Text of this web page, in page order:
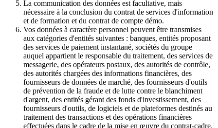
La communication des données est facultative, mais
nécessaire à la conclusion du contrat de services d'information
et de formation et du contrat de compte démo.
Vos données à caractère personnel peuvent être transmises
aux catégories d'entités suivantes : banques, entités proposant
des services de paiement instantané, sociétés du groupe
auquel appartient le responsable du traitement, des services de
messagerie, des opérateurs postaux, des autorités de contrôle,
des autorités chargées des informations financières, des
fournisseurs de données de marché, des fournisseurs d'outils
de prévention de la fraude et de lutte contre le blanchiment
d'argent, des entités gérant des fonds d'investissement, des
fournisseurs d'outils, de logiciels et de plateformes destinés au
traitement des transactions et des opérations financières
effectuées dans le cadre de la mise en œuvre du contrat-cadre,